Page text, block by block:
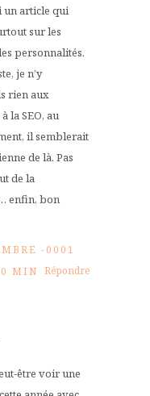
un article qui
sur les
personnalités.
je n’y
rien aux
la SEO, au
il semblerait
de là. Pas
de la
enfin, bon
-0001
MIN Répondre
être voir une